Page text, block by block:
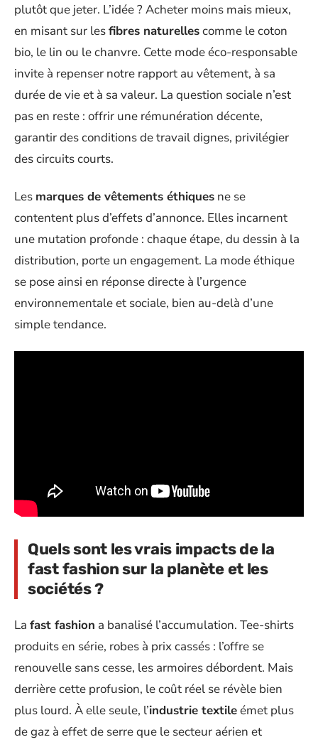
plutôt que jeter. L’idée ? Acheter moins mais mieux,
en misant sur lesfibres naturellescomme le coton
bio, le lin ou le chanvre. Cette mode éco-responsable
invite à repenser notre rapport au vêtement, à sa
durée de vie et à sa valeur. La question sociale n’est
pas en reste : offrir une rémunération décente,
garantir des conditions de travail dignes, privilégier
des circuits courts.
Les marques de vêtements éthiques ne se
contentent plus d’effets d’annonce. Elles incarnent
une mutation profonde : chaque étape, du dessin à la
distribution, porte un engagement. La mode éthique
se pose ainsi en réponse directe à l’urgence
environnementale et sociale, bien au-delà d’une
simple tendance.
Quels sont les vrais impacts de la
fast fashion sur la planète et les
sociétés ?
La fast fashion a banalisé l’accumulation. Tee-shirts
produits en série, robes à prix cassés : l’offre se
renouvelle sans cesse, les armoires débordent. Mais
derrière cette profusion, le coût réel se révèle bien
plus lourd. À elle seule, l’industrie textileémet plus
de gaz à effet de serre que le secteur aérien et